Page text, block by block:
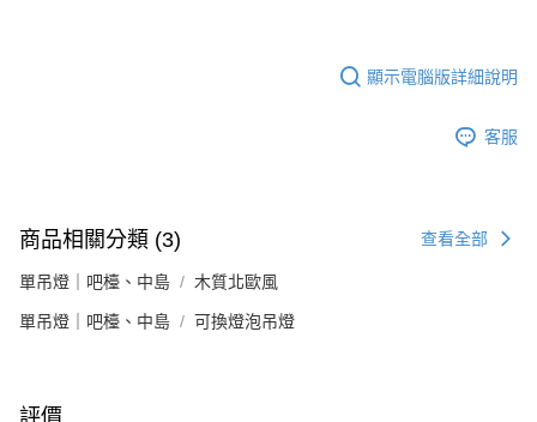
顯示電腦版詳細說明
客服
商品相關分類 (3) 查看全部
單吊燈｜吧檯、中島 木質北歐風
單吊燈｜吧檯、中島 可換燈泡吊燈